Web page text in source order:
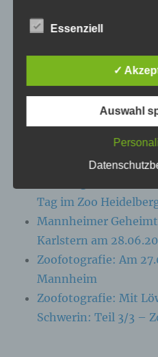
Training und Coaching
NEUESTE BEITRÄGE
Zoofotografie: Am
Tag im Zoo
Mannheimer
Karlstern am
Zoofotografie: Am
Mannheim
Zoofotografie: Mit
Schwerin: Teil 3/3 –
Begrifflichkeiten erläutern.
a)
Personenbezogene
Informationen, die sich
Folgenden „betroffene
identifizierbar wird eine
angesehen, die direkt
Kennung wie einem
Kennnummer, zu
Online-Kennung oder
besonderen
physischen,
psychischen,
sozialen Identität
Essenziell
✓
Auswahl